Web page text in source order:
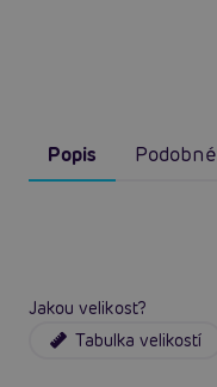
Popis Podobné
Jakou velikost?
Tabulka velikostí